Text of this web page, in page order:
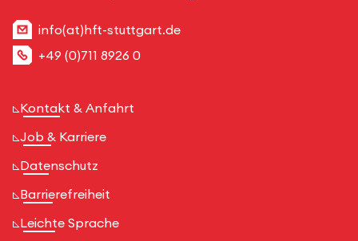
info(at)hft-stuttgart.de
+49 (0)711 8926 0
Kontakt & Anfahrt
Job & Karriere
Datenschutz
Barrierefreiheit
Leichte Sprache